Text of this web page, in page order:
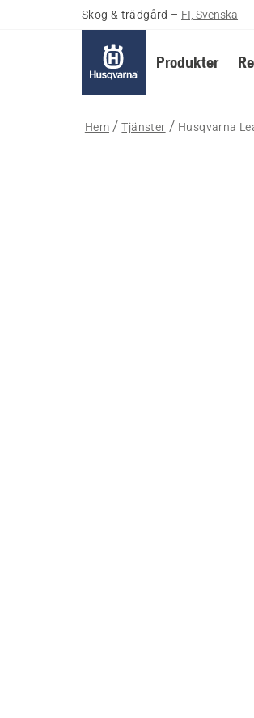
Skog & trädgård – FI, Svenska
Produkter
Hem Tjänster Husqvarna